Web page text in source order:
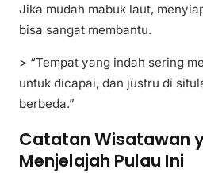
Jika mudah mabuk laut,
bisa sangat membantu.
> “Tempat yang indah sering
untuk dicapai, dan justru di
berbeda.”
Catatan Wisatawan
Menjelajah Pulau Ini